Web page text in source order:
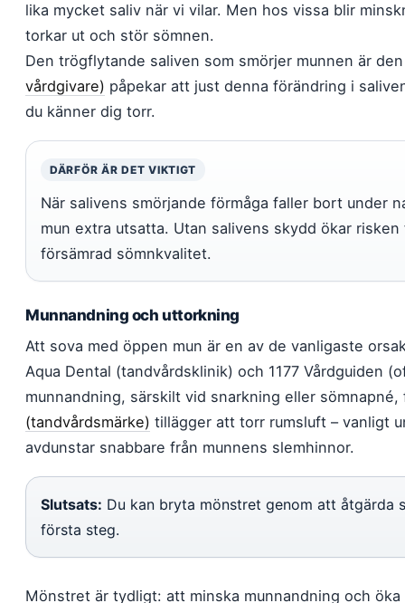
lika mycket saliv när vi vilar. Men hos vissa blir
torkar ut och stör sömnen.
Den trögflytande saliven som smörjer munnen är
vårdgivare) påpekar att just denna förändring i
du känner dig torr.
DÄRFÖR ÄR DET VIKTIGT
När salivens smörjande förmåga faller bort under
mun extra utsatta. Utan salivens skydd ökar
försämrad sömnkvalitet.
Munnandning och uttorkning
Att sova med öppen mun är en av de vanligaste
Aqua Dental (tandvårdsklinik) och 1177 Vårdguiden
munnandning, särskilt vid snarkning eller
(tandvårdsmärke) tillägger att torr rumsluft – vanligt
avdunstar snabbare från munnens slemhinnor.
Slutsats: Du kan bryta mönstret genom att åtgärda
första steg.
Mönstret är tydligt: att minska munnandning och